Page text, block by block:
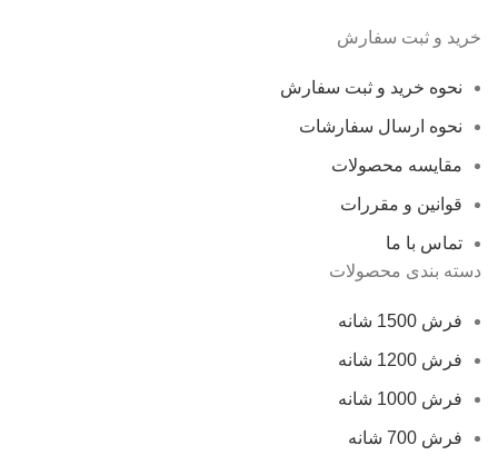
خرید و ثبت سفارش
نحوه خرید و ثبت سفارش
نحوه ارسال سفارشات
مقایسه محصولات
قوانین و مقررات
تماس با ما
دسته بندی محصولات
فرش 1500 شانه
فرش 1200 شانه
فرش 1000 شانه
فرش 700 شانه